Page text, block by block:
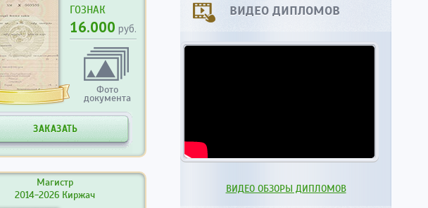
ГОЗНАК
16.000 руб.
Фото
документа
ЗАКАЗАТЬ
Магистр
2014-2026 Киржач
ВИДЕО ДИПЛОМОВ
ВИДЕО ОБЗОРЫ ДИПЛОМОВ